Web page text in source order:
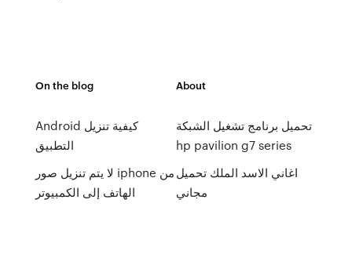
On the blog
Android كيفية تنزيل
التطبيق
لا يتم تنزيل صور iphone من
الهاتف إلى الكمبيوتر
About
تحميل برنامج تشغيل الشبكة
hp pavilion g7 series
اغاني الاسد الملك تحميل
مجاني